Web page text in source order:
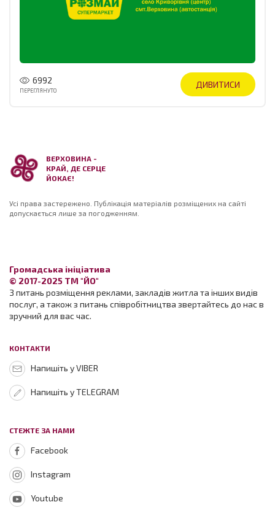
6992
ПЕРЕГЛЯНУТО
ДИВИТИСИ
ВЕРХОВИНА -
КРАЙ, ДЕ СЕРЦЕ
ЙОКАЄ!
Усі права застережено. Публікація матеріалів розміщених на сайті
допускається лише за погодженням.
Громадська ініціатива
© 2017-2025 ТМ "ЙО"
З питань розміщення реклами, закладів житла та інших видів
послуг, а також з питань співробітництва звертайтесь до нас в
зручний для вас час.
КОНТАКТИ
Напишіть у VIBER
Напишіть у TELEGRAM
СТЕЖТЕ ЗА НАМИ
Facebook
Instagram
Youtube